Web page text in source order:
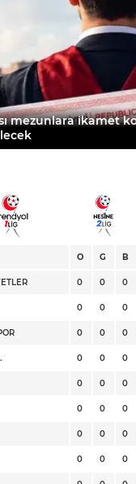
mezunlara ikamet
O G B
0 0 0
0 0 0
0 0 0
0 0 0
0 0 0
0 0 0
0 0 0
0 0 0